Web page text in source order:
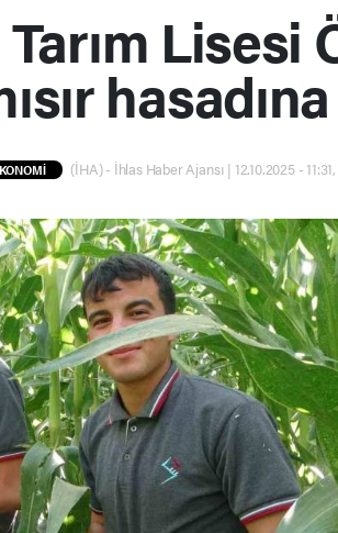
(İHA) - İhlas Haber Ajansı | 12.10.2025 -